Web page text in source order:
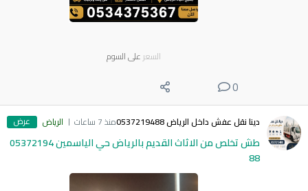
السعر على السوم
0
دينا نقل عفش داخل الرياض 0537219488 منذ 7 ساعات الرياض عرض
طش تخلص من الاثاث القديم بالرياض حي الياسمين 05372194
88